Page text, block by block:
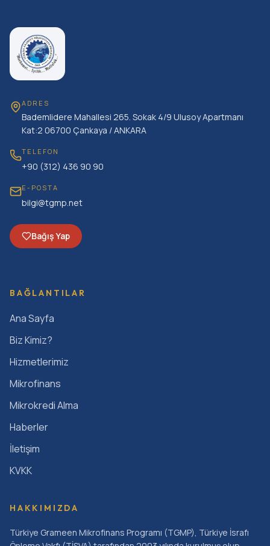
ADRES
Bademlidere Mahallesi 265. Sokak 4/9 Ulusoy Apartmanı
Kat:2 06700 Çankaya / ANKARA
TELEFON
+90 (312) 436 90 90
E-POSTA
bilgi@tgmp.net
Bağış Yap
BAĞLANTILAR
Ana Sayfa
Biz Kimiz?
Hizmetlerimiz
Mikrofinans
Mikrokredi Alma
Haberler
İletişim
KVKK
HAKKIMIZDA
Türkiye Grameen Mikrofinans Programı (TGMP), Türkiye İsrafı